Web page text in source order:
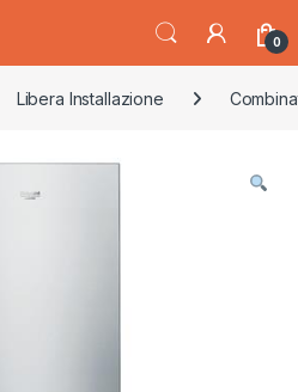
0
Libera Installazione